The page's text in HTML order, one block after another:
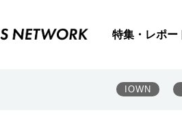
特集・レポー
IOWN